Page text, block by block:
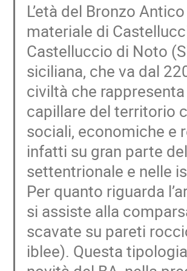
L’età del Bronzo
materiale di
Castelluccio di Noto
siciliana, che va dal
civiltà che
capillare del territorio
sociali, economiche e
infatti su gran parte
settentrionale e nelle
Per quanto riguarda
si assiste alla
scavate su pareti
iblee). Questa